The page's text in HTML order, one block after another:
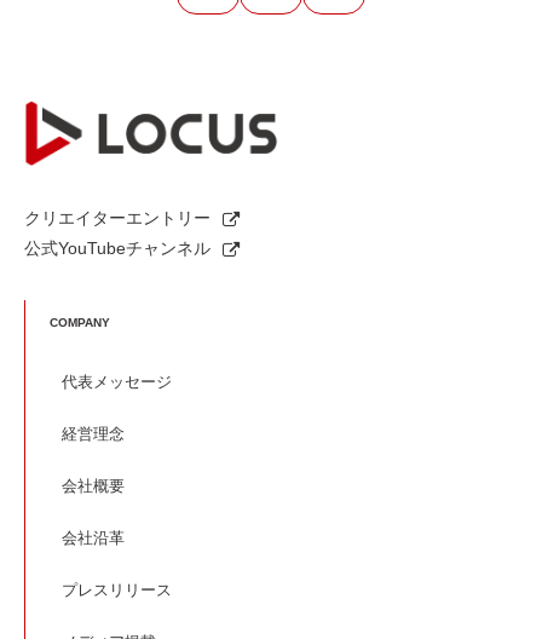
クリエイターエントリー
公式YouTubeチャンネル
COMPANY
代表メッセージ
経営理念
会社概要
会社沿革
プレスリリース